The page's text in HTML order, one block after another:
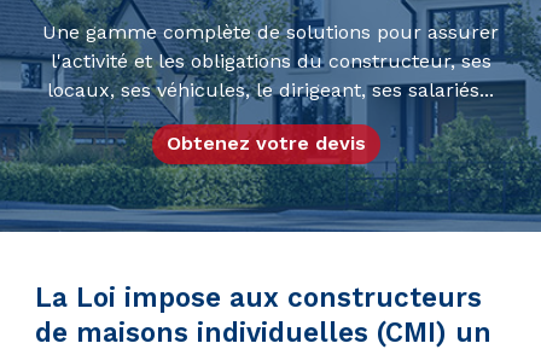
Une gamme complète de solutions pour assurer
l'activité et les obligations du constructeur, ses
locaux, ses véhicules, le dirigeant, ses salariés...
Obtenez votre devis
La Loi impose aux constructeurs
de maisons individuelles (CMI) un